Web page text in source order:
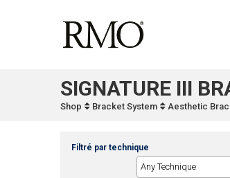
SIGNATURE III
Shop Bracket System Aesthetic
Filtré par technique